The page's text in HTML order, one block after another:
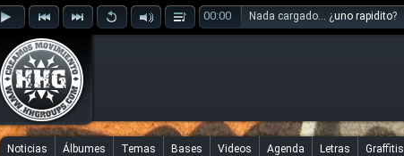
00:00 Nada cargado... ¿uno rapidito?
Noticias Álbumes Temas Bases Videos Agenda Letras Graffitis